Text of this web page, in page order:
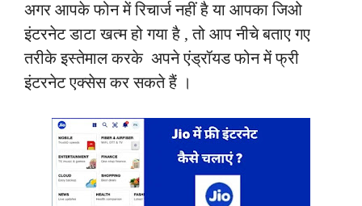
अगर आपके फोन में रिचार्ज नहीं है या आपका जिओ
इंटरनेट डाटा खत्म हो गया है , तो आप नीचे बताए गए
तरीके इस्तेमाल करके अपने एंड्रॉयड फोन में फ्री
इंटरनेट एक्सेस कर सकते हैं ।